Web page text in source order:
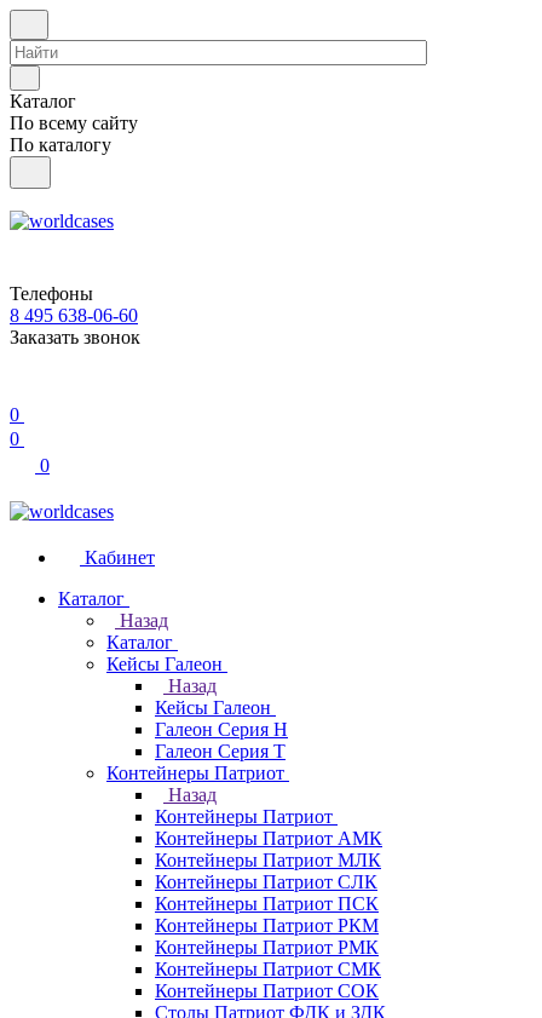
Каталог
По всему сайту
По каталогу
Телефоны
8 495 638-06-60
Заказать звонок
0
0
0
Кабинет
Каталог
Назад
Каталог
Кейсы Галеон
Назад
Кейсы Галеон
Галеон Серия Н
Галеон Серия Т
Контейнеры Патриот
Назад
Контейнеры Патриот
Контейнеры Патриот АМК
Контейнеры Патриот МЛК
Контейнеры Патриот CЛК
Контейнеры Патриот ПСК
Контейнеры Патриот РКМ
Контейнеры Патриот РМК
Контейнеры Патриот СМК
Контейнеры Патриот СОК
Столы Патриот ФДК и ЗДК